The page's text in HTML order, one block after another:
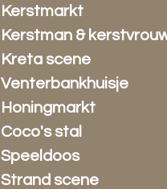
Kerstmarkt
Kerstman &
Kreta scene
Venterbankhuisje
Honingmarkt
Coco's stal
Speeldoos
Strand scene